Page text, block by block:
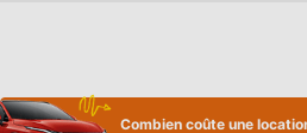
Combien coûte une